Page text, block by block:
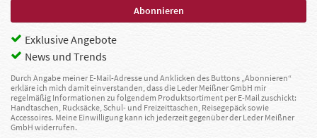
Exklusive Angebote
News und Trends
Durch Angabe meiner E-Mail-Adresse und Anklicken des Buttons „Abonnieren“
erkläre ich mich damit einverstanden, dass die Leder Meißner GmbH mir
regelmäßig Informationen zu folgendem Produktsortiment per E-Mail zuschickt:
Handtaschen, Rucksäcke, Schul- und Freizeittaschen, Reisegepäck sowie
Accessoires. Meine Einwilligung kann ich jederzeit gegenüber der Leder Meißner
GmbH widerrufen.